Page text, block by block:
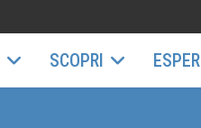
SCOPRI